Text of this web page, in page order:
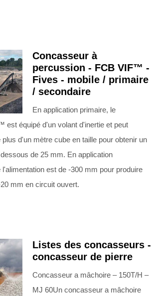
Concasseur à
percussion - FCB VIF™ -
Fives - mobile / primaire
/ secondaire
En application primaire, le
est équipé d'un volant d'inertie et peut
d'un mètre cube en taille pour obtenir un
de 25 mm. En application
est de -300 mm pour produire
mm en circuit ouvert.
Listes des concasseurs -
concasseur de pierre
Concasseur a mâchoire – 150T/H –
MJ 60Un concasseur a mâchoire